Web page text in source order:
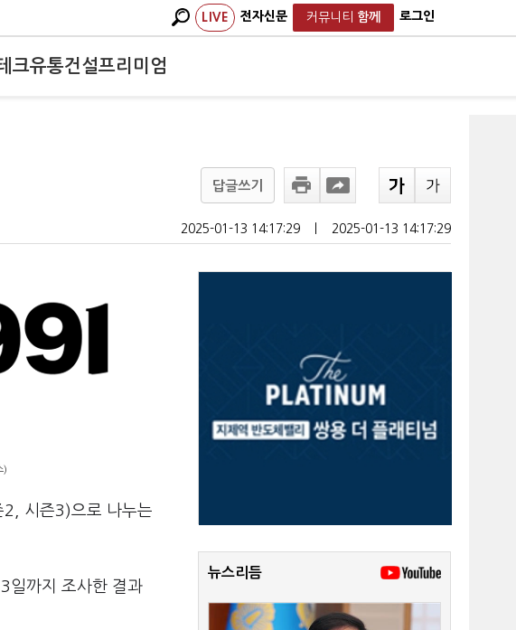
LIVE 전자신문 커뮤니티 함께 로그인
크유통건설프리미엄
답글쓰기
2025-01-13 14:17:29 2025-01-13 14:17:29
)
2, 시즌3)으로 나누는
일까지 조사한 결과
뉴스리듬